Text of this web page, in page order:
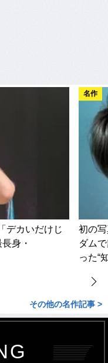
デカいだけじ
身・
名作
初の
ダム
った“
その他の名作記事 >